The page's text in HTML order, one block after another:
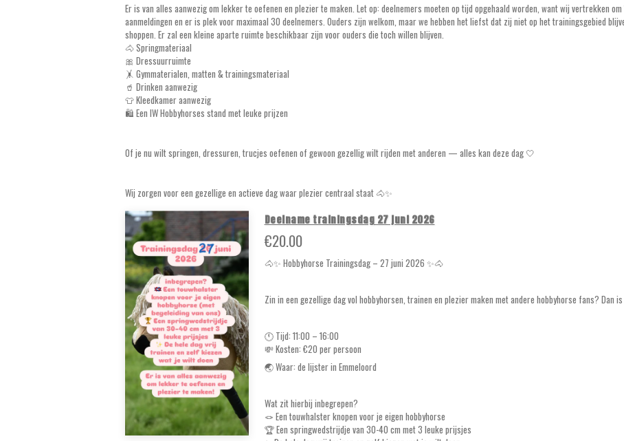
Er is van alles aanwezig om lekker te oefenen en plezier te maken. Let op: deelnemers moeten op tijd opgehaald worden, want wij vertrekken
aanmeldingen en er is plek voor maximaal 30 deelnemers. Ouders zijn welkom, maar we hebben het liefst dat zij niet op het trainingsgebied
shoppen. Er zal een kleine aparte ruimte beschikbaar zijn voor ouders die toch willen blijven.
🐴 Springmateriaal
🎀 Dressuurruimte
🤸 Gymmaterialen, matten & trainingsmateriaal
🥤 Drinken aanwezig
👕 Kleedkamer aanwezig
🛍️ Een IW Hobbyhorses stand met leuke prijzen
Of je nu wilt springen, dressuren, trucjes oefenen of gewoon gezellig wilt rijden met anderen — alles kan deze dag 🤍
Wij zorgen voor een gezellige en actieve dag waar plezier centraal staat 🐴✨
Deelname trainingsdag 27 juni 2026
€20.00
🐴✨ Hobbyhorse Trainingsdag – 27 juni 2026 ✨🐴
Zin in een gezellige dag vol hobbyhorsen, trainen en plezier maken met andere hobbyhorse fans? Dan
🕚 Tijd: 11:00 – 16:00
💸 Kosten: €20 per persoon
🌏 Waar: de lijster in Emmeloord
Wat zit hierbij inbegrepen?
🪢 Een touwhalster knopen voor je eigen hobbyhorse
🏆 Een springwedstrijdje van 30-40 cm met 3 leuke prijsjes